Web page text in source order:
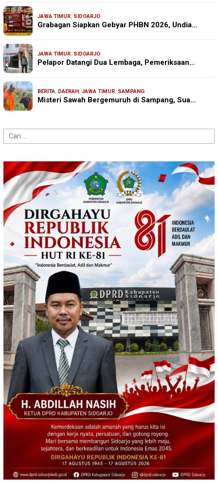
JAWA TIMUR, SIDOARJO
Grabagan Siapkan Gebyar PHBN 2026, Undia…
JAWA TIMUR, SIDOARJO
Pelapor Datangi Dua Lembaga, Pemeriksaan…
BERITA, DAERAH, JAWA TIMUR, SAMPANG
Misteri Sawah Bergemuruh di Sampang, Sua…
Cari
untuk: